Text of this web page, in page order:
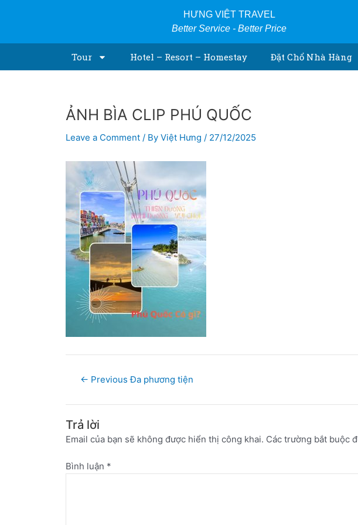
HƯNG VIỆT TRAVEL
Better Service - Better Price
Tour Hotel – Resort – Homestay Đặt Chổ Nhà Hàng
ẢNH BÌA CLIP PHÚ QUỐC
Leave a Comment / By Việt Hưng / 27/12/2025
← Previous Đa phương tiện
Trả lời
Email của bạn sẽ không được hiển thị công khai. Các trường bắt buộc
Bình luận *